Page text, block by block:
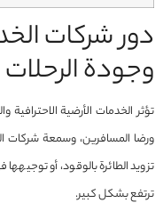
دور شركات
وجودة
تؤثر الخدمات الأرضية
ورضا المسافرين، وسمعة شركات
تزويد الطائرة بالوقود، أو
ترتفع بشكل كبير.